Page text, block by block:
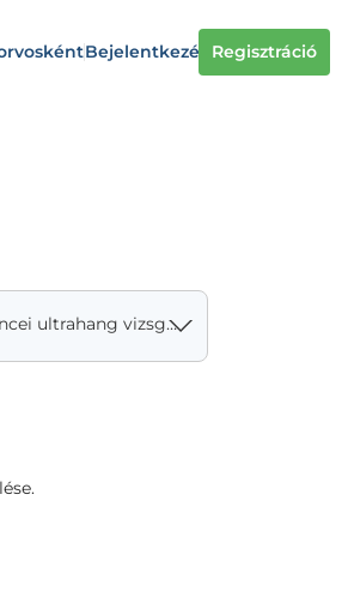
Bejelentkezés Regisztráció
Hasi és kismedencei ultrahang vizsgálat